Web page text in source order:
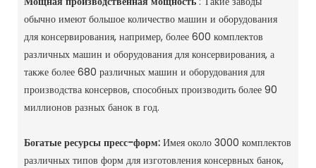
обычно имеют большое количество машин и оборудования
для консервирования, например, более 600 комплектов
различных машин и оборудования для консервирования, а
также более 680 различных машин и оборудования для
производства консервов, способных производить более 90
миллионов разных банок в год. ‌
Богатые ресурсы пресс-форм: Имея около 3000 комплектов
различных типов форм для изготовления консервных банок,